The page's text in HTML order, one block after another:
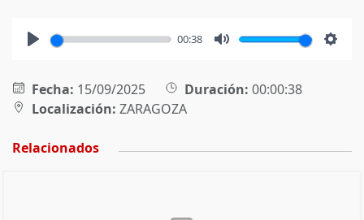
00:38
Fecha: 15/09/2025 Duración: 00:00:38
Localización: ZARAGOZA
Relacionados